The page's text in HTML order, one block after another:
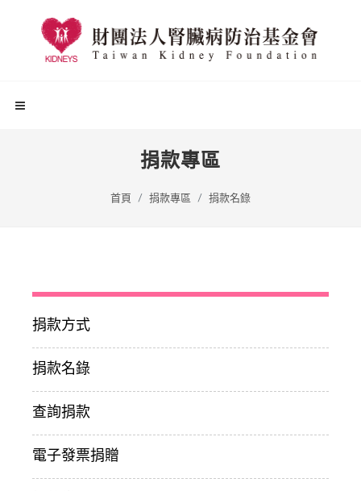
捐款專區
首頁 捐款專區 捐款名錄
捐款方式
捐款名錄
查詢捐款
電子發票捐贈